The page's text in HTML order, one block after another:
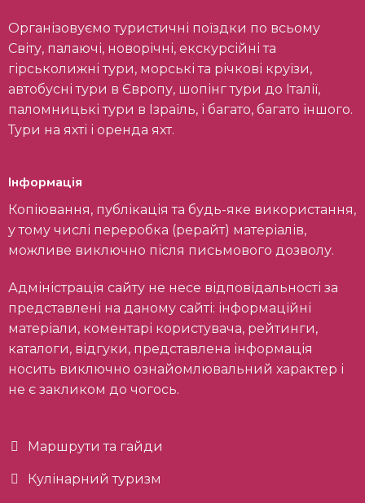
Організовуємо туристичні поїздки по всьому
Світу, палаючі, новорічні, екскурсійні та
гірськолижні тури, морські та річкові круїзи,
автобусні тури в Європу, шопінг тури до Італії,
паломницькі тури в Ізраїль, і багато, багато іншого.
Тури на яхті і оренда яхт.
Інформація
Копіювання, публікація та будь-яке використання,
у тому числі переробка (рерайт) матеріалів,
можливе виключно після письмового дозволу.
Адміністрація сайту не несе відповідальності за
представлені на даному сайті: інформаційні
матеріали, коментарі користувача, рейтинги,
каталоги, відгуки, представлена інформація
носить виключно ознайомлювальний характер і
не є закликом до чогось.
Маршрути та гайди
Кулінарний туризм